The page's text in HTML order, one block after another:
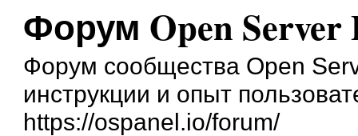
Форум Open Server
Форум сообщества Open
инструкции и опыт
https://ospanel.io/forum/